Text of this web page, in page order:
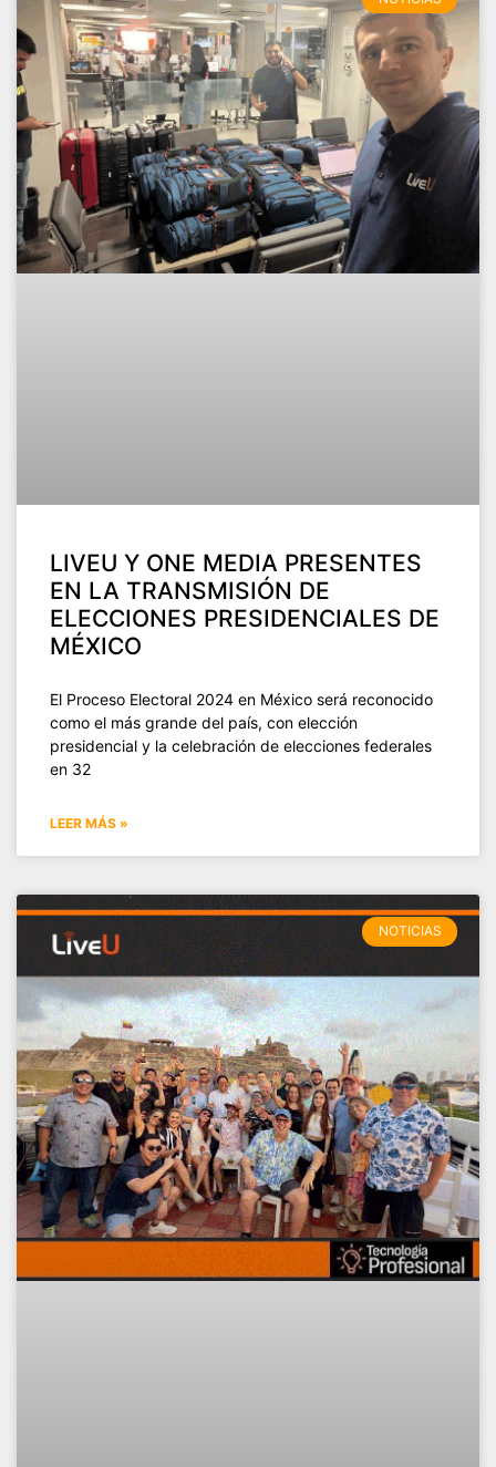
LIVEU Y ONE MEDIA PRESENTES
EN LA TRANSMISIÓN DE
ELECCIONES PRESIDENCIALES DE
MÉXICO
El Proceso Electoral 2024 en México será reconocido
como el más grande del país, con elección
presidencial y la celebración de elecciones federales
en 32
LEER MÁS »
NOTICIAS